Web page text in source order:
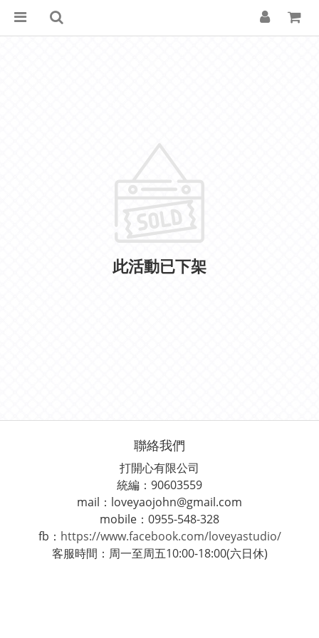
此活動已下架
聯絡我們
打開心有限公司
統編：90603559
mail：loveyaojohn@gmail.com
mobile：0955-548-328
fb： https://www.facebook.com/loveyastudio/
客服時間：周一至周五10:00-18:00(六日休)